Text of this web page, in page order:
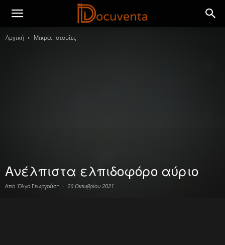
Αρχική Μικρές Ιστορίες
Ανέλπιστα ελπιδοφόρο αύριο
Από Όλγα Γεωργούση - 26 Οκτωβρίου 2021